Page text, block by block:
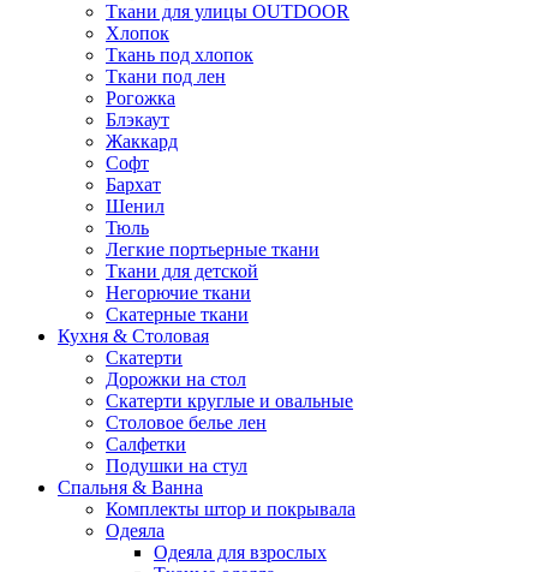
Ткани для улицы OUTDOOR
Хлопок
Ткань под хлопок
Ткани под лен
Рогожка
Блэкаут
Жаккард
Софт
Бархат
Шенил
Тюль
Легкие портьерные ткани
Ткани для детской
Негорючие ткани
Скатерные ткани
Кухня & Столовая
Скатерти
Дорожки на стол
Скатерти круглые и овальные
Столовое белье лен
Салфетки
Подушки на стул
Спальня & Ванна
Комплекты штор и покрывала
Одеяла
Одеяла для взрослых